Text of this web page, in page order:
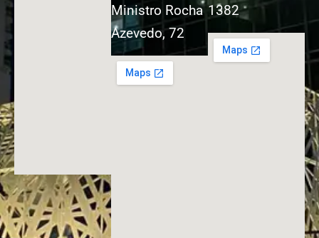
Ministro Rocha
Azevedo, 72
1382